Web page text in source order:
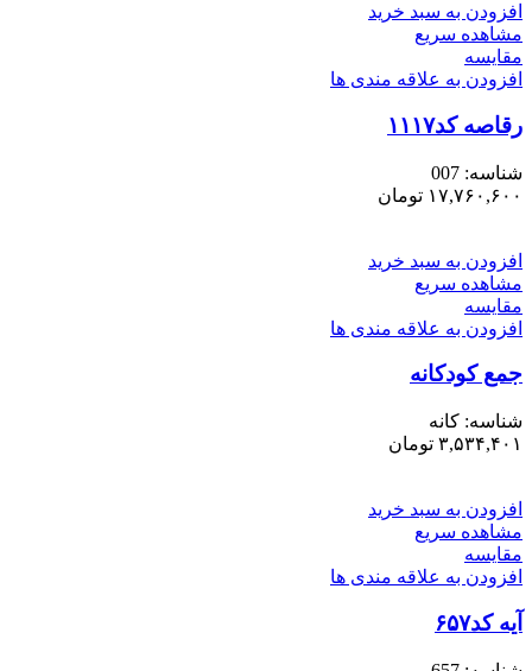
افزودن به سبد خرید
مشاهده سریع
مقایسه
افزودن به علاقه مندی ها
رقاصه کد۱۱۱۷
شناسه: 007
۱۷,۷۶۰,۶۰۰ تومان
افزودن به سبد خرید
مشاهده سریع
مقایسه
افزودن به علاقه مندی ها
جمع کودکانه
شناسه: کانه
۳,۵۳۴,۴۰۱ تومان
افزودن به سبد خرید
مشاهده سریع
مقایسه
افزودن به علاقه مندی ها
آیه کد۶۵۷